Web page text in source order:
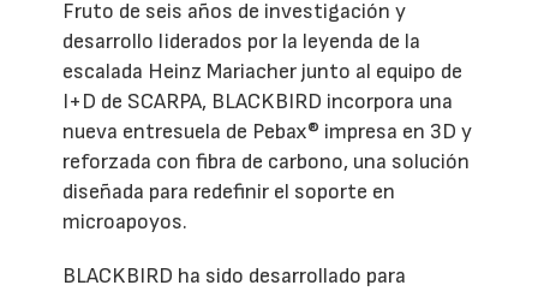
Fruto de seis años de investigación y
desarrollo liderados por la leyenda de la
escalada Heinz Mariacher junto al equipo de
I+D de SCARPA, BLACKBIRD incorpora una
nueva entresuela de Pebax® impresa en 3D y
reforzada con fibra de carbono, una solución
diseñada para redefinir el soporte en
microapoyos.
BLACKBIRD ha sido desarrollado para